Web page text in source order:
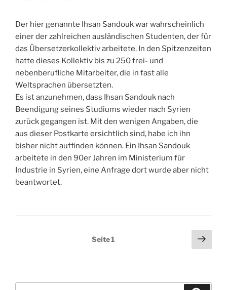
Der hier genannte Ihsan Sandouk war wahrscheinlich
einer der zahlreichen ausländischen Studenten, der für
das Übersetzerkollektiv arbeitete. In den Spitzenzeiten
hatte dieses Kollektiv bis zu 250 frei- und
nebenberufliche Mitarbeiter, die in fast alle
Weltsprachen übersetzten.
Es ist anzunehmen, dass Ihsan Sandouk nach
Beendigung seines Studiums wieder nach Syrien
zurück gegangen ist. Mit den wenigen Angaben, die
aus dieser Postkarte ersichtlich sind, habe ich ihn
bisher nicht auffinden können. Ein Ihsan Sandouk
arbeitete in den 90er Jahren im Ministerium für
Industrie in Syrien, eine Anfrage dort wurde aber nicht
beantwortet.
Seitennummerierung
Seite1